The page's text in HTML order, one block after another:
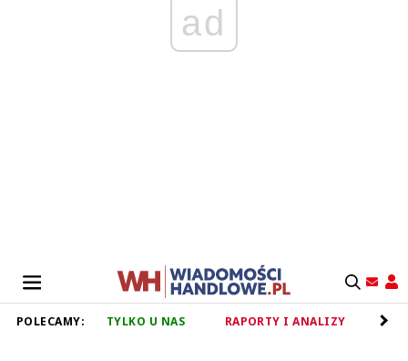
ad
POLECAMY: TYLKO U NAS RAPORTY I ANALIZY